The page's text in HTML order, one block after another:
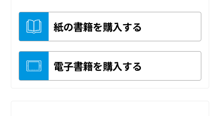
紙の書籍を購入する
電子書籍を購入する